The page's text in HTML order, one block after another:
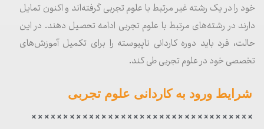
خود را در یک رشته غیر مرتبط با علوم تجربی گرفته‌اند و اکنون تمایل
دارند در رشته‌های مرتبط با علوم تجربی ادامه تحصیل دهند. در این
حالت، فرد باید دوره کاردانی ناپیوسته را برای تکمیل آموزش‌های
تخصصی خود در علوم تجربی طی کند.
شرایط ورود به کاردانی علوم تجربی